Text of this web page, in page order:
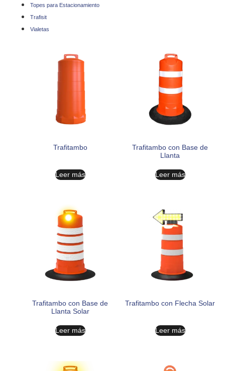
Topes para Estacionamiento
Trafisit
Vialetas
Trafitambo
Leer más
Trafitambo con Base de
Llanta
Leer más
Trafitambo con Base de
Llanta Solar
Leer más
Trafitambo con Flecha Solar
Leer más